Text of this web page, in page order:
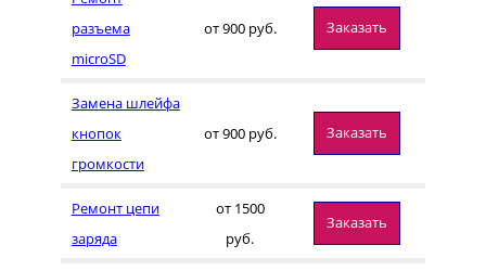
разъема
microSD
от 900 руб. Заказать
Замена шлейфа
кнопок
громкости
от 900 руб. Заказать
Ремонт цепи
заряда
от 1500
руб.
Заказать